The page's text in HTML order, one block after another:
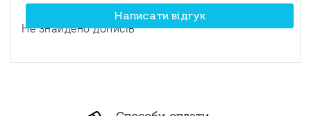
Не знайдено дописів
Написати відгук